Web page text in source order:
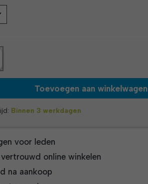
Toevoegen aan winkelwagen
Binnen 3 werkdagen
voor leden
online winkelen
na aankoop